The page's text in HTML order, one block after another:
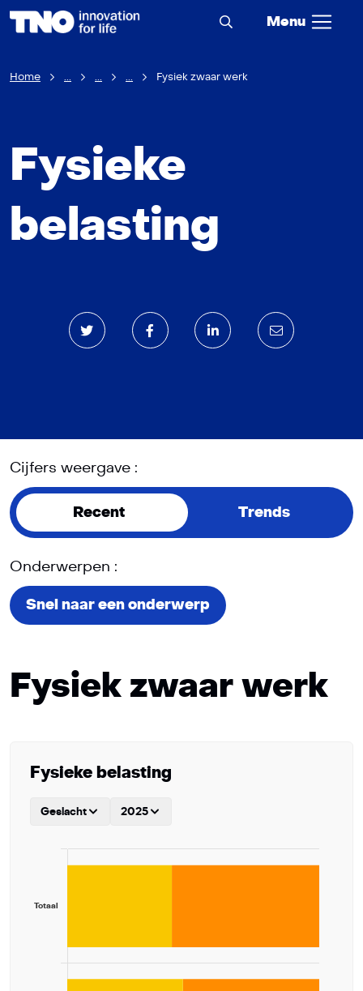
Menu
Home ... ... ... Fysiek zwaar werk
Fysieke
belasting
Cijfers weergave :
Recent Trends
Onderwerpen :
Snel naar een onderwerp
Fysiek zwaar werk
Fysieke belasting
Geslacht 2025